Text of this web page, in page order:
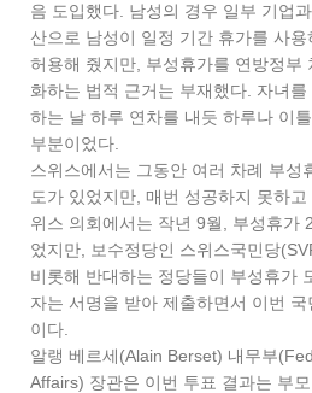
음 도입했다. 남성의 경우 일부 기업
산으로 남성이 일정 기간 휴가를 사
허용해 줬지만, 부성휴가를 연방정부
화하는 법적 근거는 부재했다. 자녀
하는 날 하루 연차를 내듯 하루나 이
부분이었다.
스위스에서는 그동안 여러 차례 부성
도가 있었지만, 매번 성공하지 못하
위스 의회에서는 작년 9월, 부성휴가
었지만, 보수정당인 스위스국민당
비롯해 반대하는 정당들이 부성휴가
자는 서명을 받아 제출하면서 이번
이다.
알랭 베르세(Alain Berset) 내무부
Affairs) 장관은 이번 투표 결과는 부